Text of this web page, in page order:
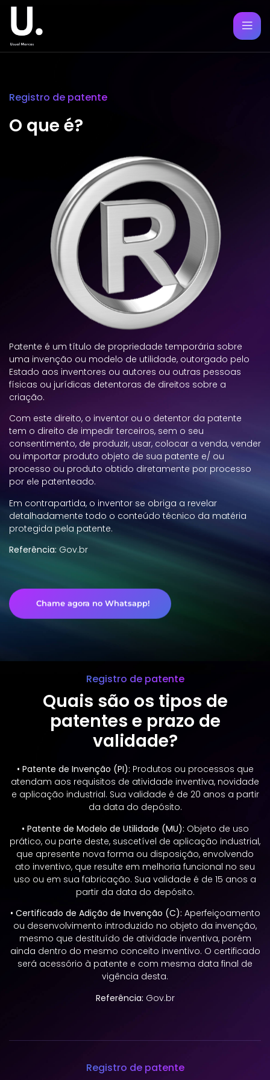
Registro de patente
O que é?
Patente é um título de propriedade temporária sobre
uma invenção ou modelo de utilidade, outorgado pelo
Estado aos inventores ou autores ou outras pessoas
físicas ou jurídicas detentoras de direitos sobre a
criação.
Com este direito, o inventor ou o detentor da patente
tem o direito de impedir terceiros, sem o seu
consentimento, de produzir, usar, colocar a venda, vender
ou importar produto objeto de sua patente e/ ou
processo ou produto obtido diretamente por processo
por ele patenteado.
Em contrapartida, o inventor se obriga a revelar
detalhadamente todo o conteúdo técnico da matéria
protegida pela patente.
Referência: Gov.br
Chame agora no Whatsapp!
Registro de patente
Quais são os tipos de
patentes e prazo de
validade?
• Patente de Invenção (PI): Produtos ou processos que
atendam aos requisitos de atividade inventiva, novidade
e aplicação industrial. Sua validade é de 20 anos a partir
da data do depósito.
• Patente de Modelo de Utilidade (MU): Objeto de uso
prático, ou parte deste, suscetível de aplicação industrial,
que apresente nova forma ou disposição, envolvendo
ato inventivo, que resulte em melhoria funcional no seu
uso ou em sua fabricação. Sua validade é de 15 anos a
partir da data do depósito.
• Certificado de Adição de Invenção (C): Aperfeiçoamento
ou desenvolvimento introduzido no objeto da invenção,
mesmo que destituído de atividade inventiva, porém
ainda dentro do mesmo conceito inventivo. O certificado
será acessório à patente e com mesma data final de
vigência desta.
Referência: Gov.br
Registro de patente